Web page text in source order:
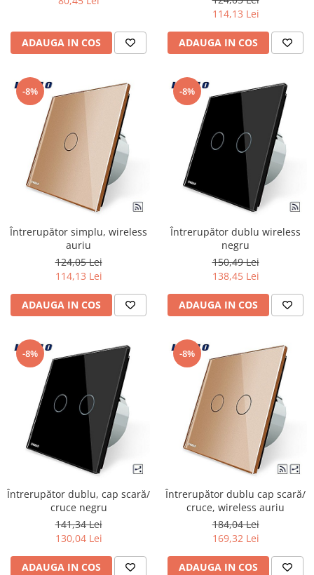
Fotosenzori si Senzori de miscare
Sina Magnetica Slim LIMBO
Iluminat decorativ de Craciun
ADAUGA IN COS
114,13 Lei
ADAUGA IN COS
-8%
Întrerupător simplu, wireless
auriu
124,05 Lei
114,13 Lei
ADAUGA IN COS
-8%
Întrerupător dublu wireless
negru
150,49 Lei
138,45 Lei
ADAUGA IN COS
-8%
Întrerupător dublu, cap scară/
cruce negru
141,34 Lei
130,04 Lei
ADAUGA IN COS
-8%
Întrerupător dublu cap scară/
cruce, wireless auriu
184,04 Lei
169,32 Lei
ADAUGA IN COS